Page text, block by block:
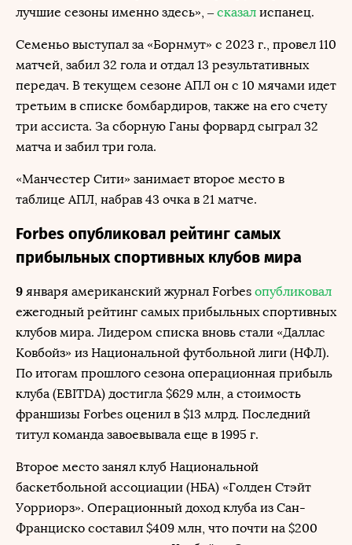
лучшие сезоны именно здесь», – сказал испанец.
Семеньо выступал за «Борнмут» с 2023 г., провел 110
матчей, забил 32 гола и отдал 13 результативных
передач. В текущем сезоне АПЛ он с 10 мячами идет
третьим в списке бомбардиров, также на его счету
три ассиста. За сборную Ганы форвард сыграл 32
матча и забил три гола.
«Манчестер Сити» занимает второе место в
таблице АПЛ, набрав 43 очка в 21 матче.
Forbes опубликовал рейтинг самых
прибыльных спортивных клубов мира
9 января американский журнал Forbes опубликовал
ежегодный рейтинг самых прибыльных спортивных
клубов мира. Лидером списка вновь стали «Даллас
Ковбойз» из Национальной футбольной лиги (НФЛ).
По итогам прошлого сезона операционная прибыль
клуба (EBITDA) достигла $629 млн, а стоимость
франшизы Forbes оценил в $13 млрд. Последний
титул команда завоевывала еще в 1995 г.
Второе место занял клуб Национальной
баскетбольной ассоциации (НБА) «Голден Стэйт
Уорриорз». Операционный доход клуба из Сан-
Франциско составил $409 млн, что почти на $200